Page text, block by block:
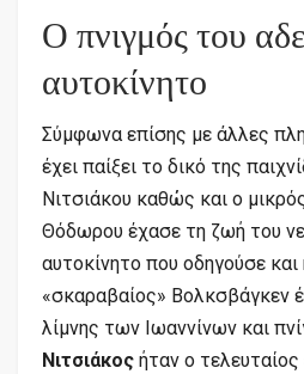
Ο πνιγμός του
αυτοκίνητο
Σύμφωνα επίσης με άλλες
έχει παίξει το δικό της
Νιτσιάκου καθώς και ο
Θόδωρου έχασε τη ζωή του
αυτοκίνητο που οδηγούσε και
«σκαραβαίος» Βολκσβάγκεν
λίμνης των Ιωαννίνων και
Νιτσιάκος ήταν ο